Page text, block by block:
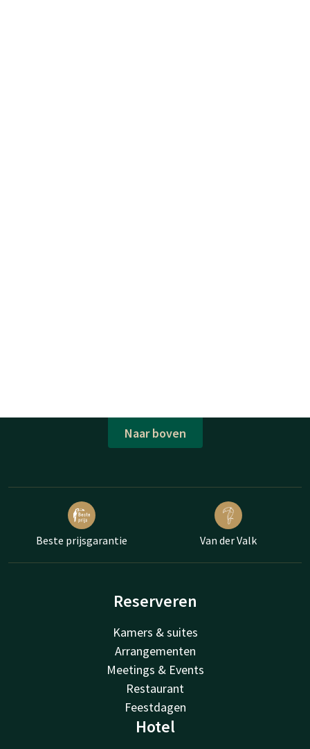
Naar boven
Beste prijsgarantie Van der Valk
Reserveren
Kamers & suites
Arrangementen
Meetings & Events
Restaurant
Feestdagen
Hotel